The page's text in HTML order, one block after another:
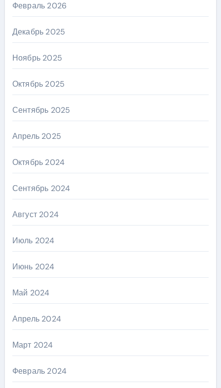
Февраль 2026
Декабрь 2025
Ноябрь 2025
Октябрь 2025
Сентябрь 2025
Апрель 2025
Октябрь 2024
Сентябрь 2024
Август 2024
Июль 2024
Июнь 2024
Май 2024
Апрель 2024
Март 2024
Февраль 2024